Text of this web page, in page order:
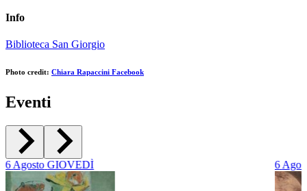
Info
Biblioteca San Giorgio
Photo credit: Chiara Rapaccini Facebook
Eventi
6Agosto GIOVEDÌ 6